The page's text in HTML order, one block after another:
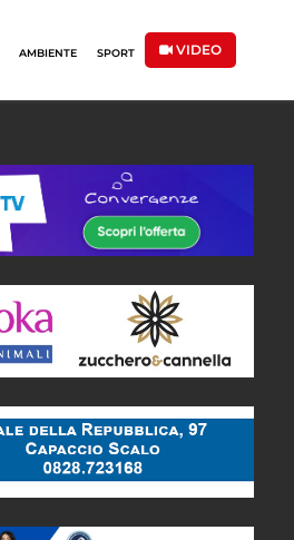
AMBIENTE SPORT VIDEO